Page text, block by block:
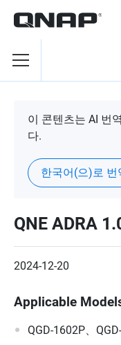
이 콘텐츠는 AI 번
다.
한국어(으)로 번
QNE ADRA
2024-12-20
Applicable
QGD-1602P、